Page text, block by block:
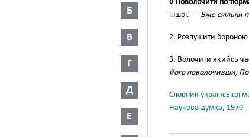
Б
В
Г
Д
Е
◊ Поволочи́ти по
іншої. — Вже скільки
2. Розпушити бороною
3. Волочити якийсь
його поволочивши,
Словник української
Наукова думка,